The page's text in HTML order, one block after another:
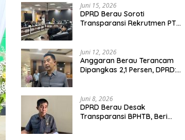
Juni 15, 2026
DPRD Berau Soroti
Transparansi Rekrutmen PT
Juni 12, 2026
Anggaran Berau Terancam
Dipangkas 2,1 Persen, DPRD:
Juni 8, 2026
DPRD Berau Desak
Transparansi BPHTB, Beri